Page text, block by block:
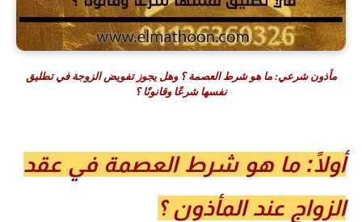
مأذون شرعي: ما هو شرط العصمة ؟ وهل يجوز تفويض الزوجة في تطليق
نفسها شرعًا وقانونًا ؟
أولًا: ما هو شرط العصمة في عقد
الزواج عند المأذون ؟